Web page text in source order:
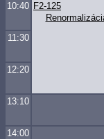
10:40 F2-125
11:30
12:20
13:10
14:00